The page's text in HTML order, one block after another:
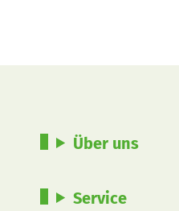
Über uns
Service